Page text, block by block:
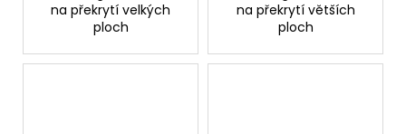
na překrytí velkých
ploch
na překrytí větších
ploch